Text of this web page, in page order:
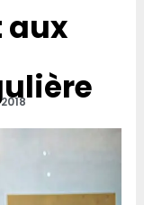
aux